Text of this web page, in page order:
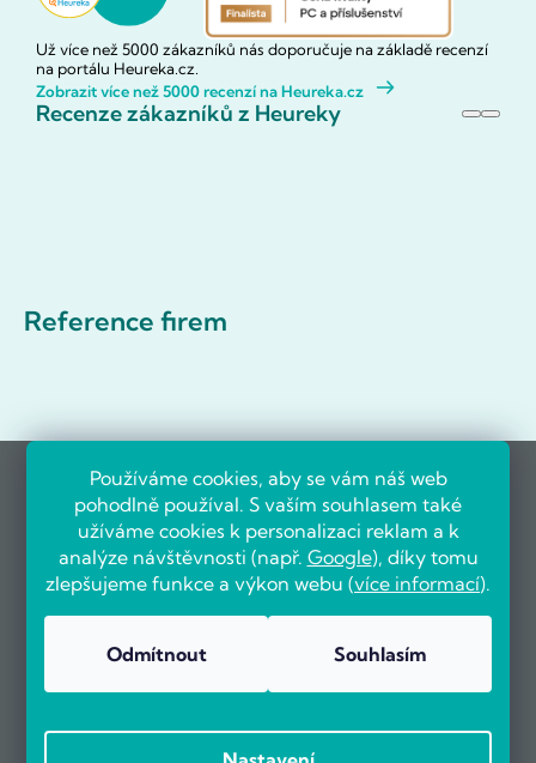
Používáme cookies, aby se vám náš web
pohodlně používal. S vaším souhlasem také
užíváme cookies k personalizaci reklam a k
analýze návštěvnosti (např. Google), díky tomu
zlepšujeme funkce a výkon webu (více informací).
Odmítnout Souhlasím
Už více než 5000 zákazníků nás doporučuje na základě recenzí
na portálu Heureka.cz.
Zobrazit více než 5000 recenzí na Heureka.cz
Recenze zákazníků z Heureky
Reference firem